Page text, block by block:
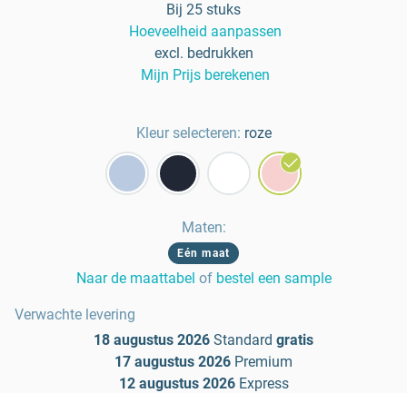
Bij 25 stuks
Hoeveelheid aanpassen
excl. bedrukken
Mijn Prijs berekenen
Kleur selecteren: roze
Maten:
Eén maat
Naar de maattabel of bestel een sample
Verwachte levering
18 augustus 2026 Standard gratis
17 augustus 2026 Premium
12 augustus 2026 Express